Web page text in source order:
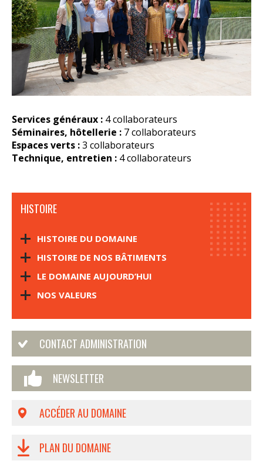
Services généraux : 4 collaborateurs
Séminaires, hôtellerie : 7 collaborateurs
Espaces verts :3 collaborateurs
Technique, entretien : 4 collaborateurs
HISTOIRE
HISTOIRE DU DOMAINE
HISTOIRE DE NOS BÂTIMENTS
LE DOMAINE AUJOURD’HUI
NOS VALEURS
CONTACT ADMINISTRATION
NEWSLETTER
ACCÉDER AU DOMAINE
PLAN DU DOMAINE